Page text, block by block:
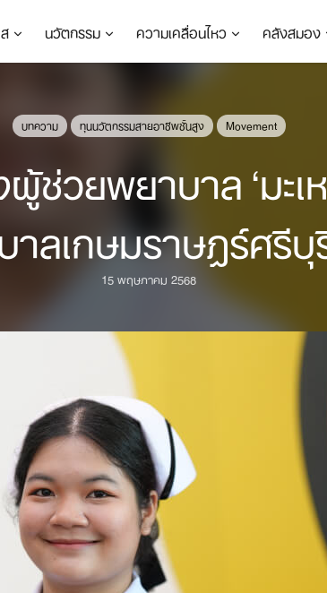
นวัตกรรม ความเคลื่อนไหว คลังสมอง
บทความ ทุนนวัตกรรมสายอาชีพชั้นสูง Movement
ผู้ช่วยพยาบาล ‘ม
าลเกษมราษฎร์ศรี
15 พฤษภาคม 2568